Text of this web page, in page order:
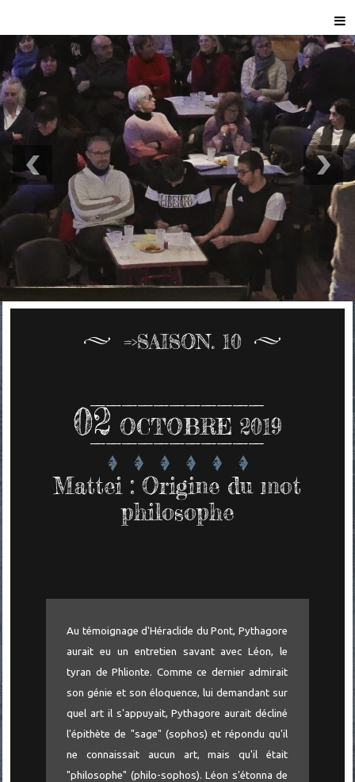
=>SAISON. 10
02 OCTOBRE 2019
Mattei : Origine du mot
philosophe
Au témoignage d'Héraclide du Pont, Pythagore
aurait eu un entretien savant avec Léon, le
tyran de Phlionte. Comme ce dernier admirait
son génie et son éloquence, lui demandant sur
quel art il s'appuyait, Pythagore aurait décliné
l'épithète de "sage" (sophos) et répondu qu'il
ne connaissait aucun art, mais qu'il était
"philosophe" (philo-sophos). Léon s'étonna de